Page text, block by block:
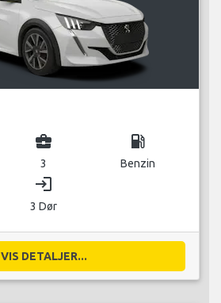
business_center
3
local_gas_station
Benzin
login
3 Dør
VIS DETALJER...